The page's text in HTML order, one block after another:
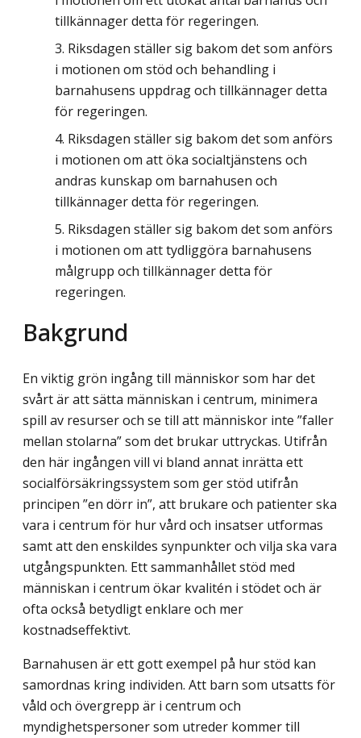
tillkännager detta för regeringen.
Riksdagen ställer sig bakom det som anförs
i motionen om stöd och behandling i
barnahusens uppdrag och tillkännager detta
för regeringen.
Riksdagen ställer sig bakom det som anförs
i motionen om att öka socialtjänstens och
andras kunskap om barnahusen och
tillkännager detta för regeringen.
Riksdagen ställer sig bakom det som anförs
i motionen om att tydliggöra barnahusens
målgrupp och tillkännager detta för
regeringen.
Bakgrund
En viktig grön ingång till människor som har det
svårt är att sätta människan i centrum, minimera
spill av resurser och se till att människor inte ”faller
mellan stolarna” som det brukar uttryckas. Utifrån
den här ingången vill vi bland annat inrätta ett
socialförsäk­ringssystem som ger stöd utifrån
principen ”en dörr in”, att brukare och patienter ska
vara i centrum för hur vård och insatser utformas
samt att den enskildes synpunkter och vilja ska vara
utgångspunkten. Ett sammanhållet stöd med
människan i centrum ökar kvalitén i stödet och är
ofta också betydligt enklare och mer
kostnadseffektivt.
Barnahusen är ett gott exempel på hur stöd kan
samordnas kring individen. Att barn som utsatts för
våld och övergrepp är i centrum och
myndighetspersoner som utreder kommer till